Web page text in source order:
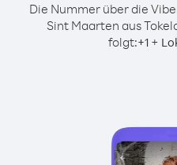
Die Nummer über die
Sint Maarten aus
folgt:+1 +